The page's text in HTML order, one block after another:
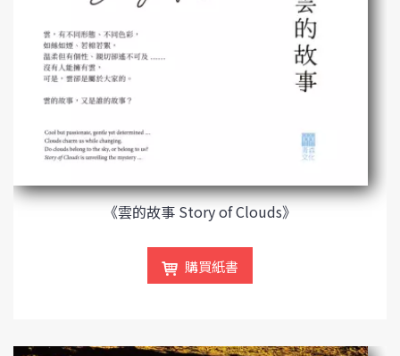
《雲的故事 Story of Clouds》
購買紙書